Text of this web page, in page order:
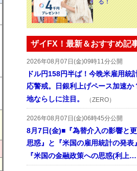
る！
ザイFX！最新＆おすすめ記
2026年08月07日(金)09時11分公開
ドル円158円半ば！今晩米雇用統
応警戒。日銀利上げペース加速か
地ならしに注目。
（ZERO）
2026年08月07日(金)06時45分公開
8月7日(金)■『為替介入の影響と
思惑』と『米国の雇用統計の発表
『米国の金融政策への思惑(利上…